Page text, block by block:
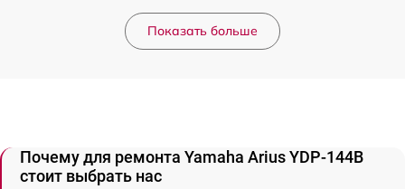
Показать больше
Почему для ремонта Yamaha Arius YDP-144B
стоит выбрать нас